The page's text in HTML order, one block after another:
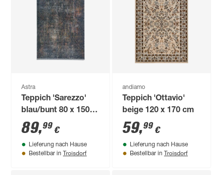
Astra
Teppich 'Sarezzo'
blau/bunt 80 x 150
cm
89,99 €
Lieferung nach Hause
Bestellbar in Troisdorf
andiamo
Teppich 'Ottavio'
beige 120 x 170 cm
59,99 €
Lieferung nach Hause
Bestellbar in Troisdorf